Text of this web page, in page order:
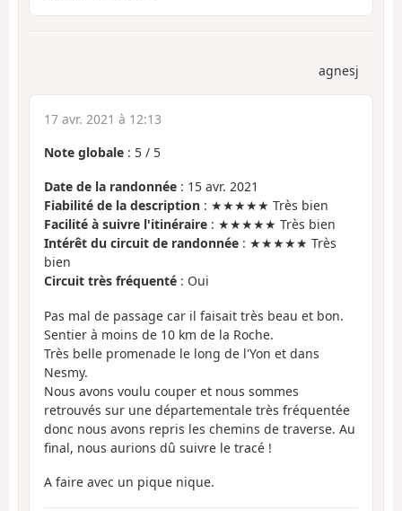
agnesj
17 avr. 2021 à 12:13
Note globale : 5 / 5
Date de la randonnée : 15 avr. 2021
Fiabilité de la description : ★★★★★ Très bien
Facilité à suivre l'itinéraire : ★★★★★ Très bien
Intérêt du circuit de randonnée : ★★★★★ Très
bien
Circuit très fréquenté : Oui
Pas mal de passage car il faisait très beau et bon.
Sentier à moins de 10 km de la Roche.
Très belle promenade le long de l'Yon et dans
Nesmy.
Nous avons voulu couper et nous sommes
retrouvés sur une départementale très fréquentée
donc nous avons repris les chemins de traverse. Au
final, nous aurions dû suivre le tracé !
A faire avec un pique nique.